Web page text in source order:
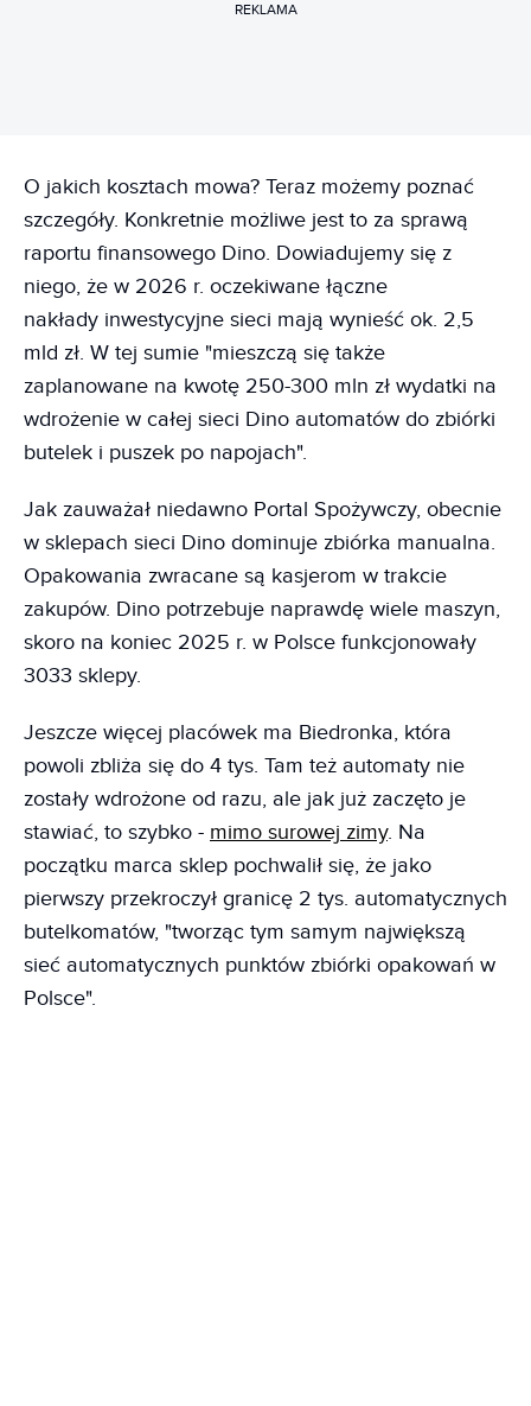
REKLAMA
O jakich kosztach mowa? Teraz możemy poznać
szczegóły. Konkretnie możliwe jest to za sprawą
raportu finansowego Dino. Dowiadujemy się z
niego, że w 2026 r. oczekiwane łączne
nakłady inwestycyjne sieci mają wynieść ok. 2,5
mld zł. W tej sumie "mieszczą się także
zaplanowane na kwotę 250-300 mln zł wydatki na
wdrożenie w całej sieci Dino automatów do zbiórki
butelek i puszek po napojach".
Jak zauważał niedawno Portal Spożywczy, obecnie
w sklepach sieci Dino dominuje zbiórka manualna.
Opakowania zwracane są kasjerom w trakcie
zakupów. Dino potrzebuje naprawdę wiele maszyn,
skoro na koniec 2025 r. w Polsce funkcjonowały
3033 sklepy.
Jeszcze więcej placówek ma Biedronka, która
powoli zbliża się do 4 tys. Tam też automaty nie
zostały wdrożone od razu, ale jak już zaczęto je
stawiać, to szybko - mimo surowej zimy. Na
początku marca sklep pochwalił się, że jako
pierwszy przekroczył granicę 2 tys. automatycznych
butelkomatów, "tworząc tym samym największą
sieć automatycznych punktów zbiórki opakowań w
Polsce".